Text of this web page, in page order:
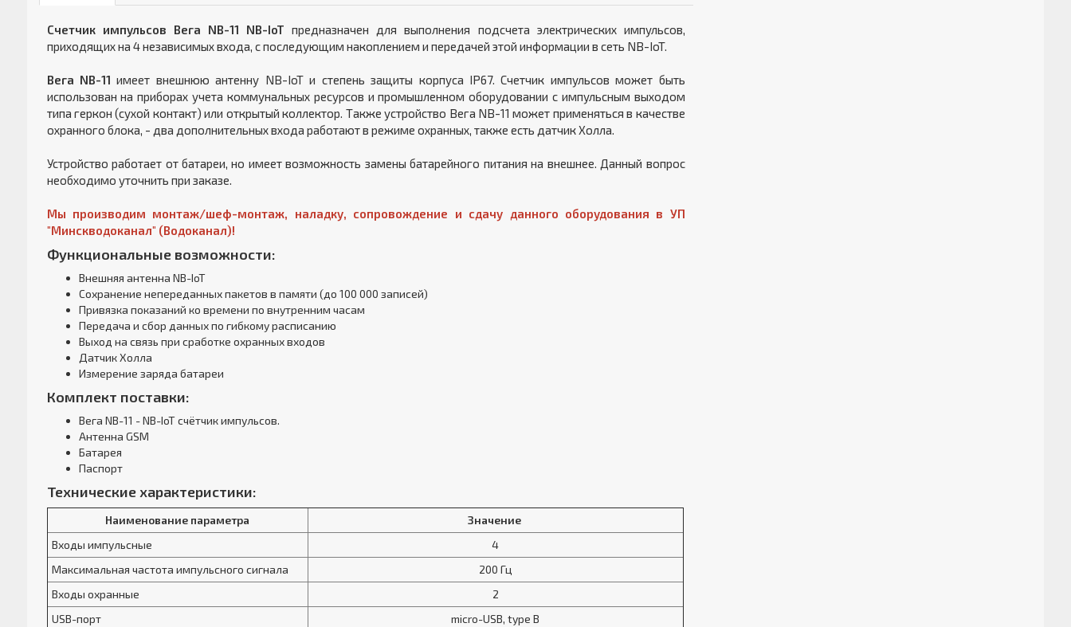
Счетчик импульсов Вега NB-11 NB-IoTпредназначен для выполнения подсчета электрических импульсов,
приходящих на 4 независимых входа, с последующим накоплением и передачей этой информации в сеть NB-IoT.
Вега NB-11 имеет внешнюю антенну NB-IoT и степень защиты корпуса IP67. Счетчик импульсов может быть
использован на приборах учета коммунальных ресурсов и промышленном оборудовании с импульсным выходом
типа геркон (сухой контакт) или открытый коллектор. Также устройство Вега NB-11 может применяться в качестве
охранного блока, - два дополнительных входа работают в режиме охранных, также есть датчик Холла.
Устройство работает от батареи, но имеет возможность замены батарейного питания на внешнее. Данный вопрос
необходимо уточнить при заказе.
Мы производим монтаж/шеф-монтаж, наладку, сопровождение и сдачу данного оборудования в УП
"Минскводоканал" (Водоканал)!
Функциональные возможности:
Внешняя антенна NB-IoT
Сохранение непереданных пакетов в памяти (до 100 000 записей)
Привязка показаний ко времени по внутренним часам
Передача и сбор данных по гибкому расписанию
Выход на связь при сработке охранных входов
Датчик Холла
Измерение заряда батареи
Комплект поставки:
Вега NB-11 - NB-IoT счётчик импульсов.
Антенна GSM
Батарея
Паспорт
Технические характеристики:
Наименование параметра
Значение
Входы импульсные
4
Максимальная частота импульсного сигнала
200 Гц
Входы охранные
2
USB-порт
micro-USB, type B